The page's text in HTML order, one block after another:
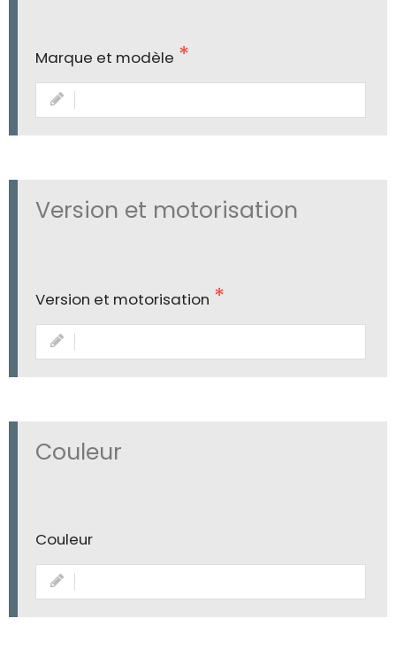
Marque et modèle
Version et motorisation
Version et motorisation
Couleur
Couleur